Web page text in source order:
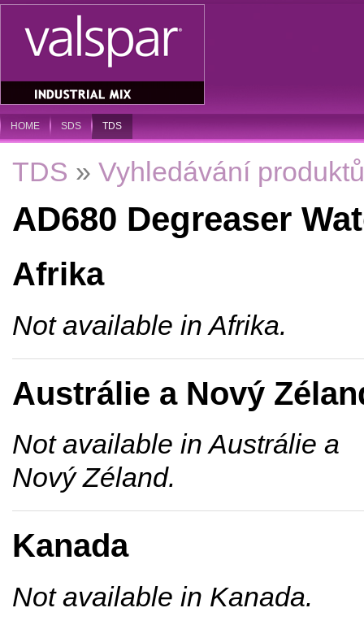
HOME SDS TDS
TDS » Vyhledávání produktů
AD680 Degreaser
Afrika
Not available in Afrika.
Austrálie a Nový
Not available in Austrálie a
Nový Zéland.
Kanada
Not available in Kanada.